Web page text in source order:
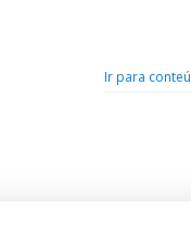
Ir para